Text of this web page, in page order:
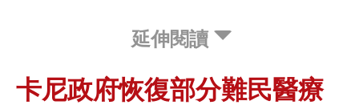
延伸閱讀
卡尼政府恢復部分難民醫療